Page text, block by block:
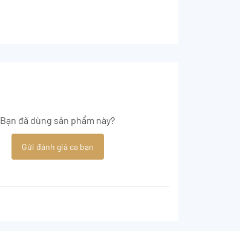
Bạn đã dùng sản phẩm này?
Gửi đánh giá ca bạn